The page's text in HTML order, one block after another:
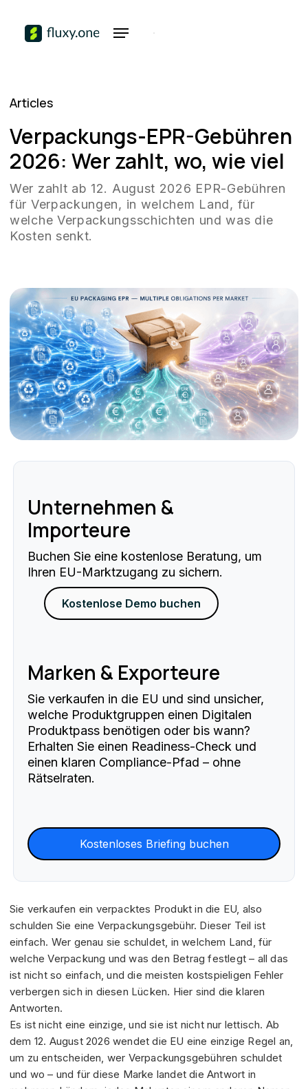
Articles
Verpackungs-EPR-Gebühren
2026: Wer zahlt, wo, wie viel
Wer zahlt ab 12. August 2026 EPR-Gebühren
für Verpackungen, in welchem Land, für
welche Verpackungsschichten und was die
Kosten senkt.
Unternehmen &
Importeure
Buchen Sie eine kostenlose Beratung, um
Ihren EU-Marktzugang zu sichern.
Kostenlose Demo buchen
Marken & Exporteure
Sie verkaufen in die EU und sind unsicher,
welche Produktgruppen einen Digitalen
Produktpass benötigen oder bis wann?
Erhalten Sie einen Readiness-Check und
einen klaren Compliance-Pfad – ohne
Rätselraten.
Kostenloses Briefing buchen
Sie verkaufen ein verpacktes Produkt in die EU, also
schulden Sie eine Verpackungsgebühr. Dieser Teil ist
einfach. Wer genau sie schuldet, in welchem Land, für
welche Verpackung und was den Betrag festlegt – all das
ist nicht so einfach, und die meisten kostspieligen Fehler
verbergen sich in diesen Lücken. Hier sind die klaren
Antworten.
Es ist nicht eine einzige, und sie ist nicht nur lettisch. Ab
dem 12. August 2026 wendet die EU eine einzige Regel an,
um zu entscheiden, wer Verpackungsgebühren schuldet
und wo – und für diese Marke landet die Antwort in